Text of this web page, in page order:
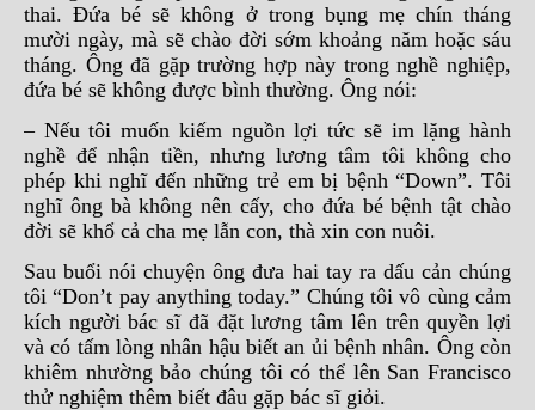
thai. Đứa bé sẽ không ở trong bụng mẹ chín tháng
mười ngày, mà sẽ chào đời sớm khoảng năm hoặc sáu
tháng. Ông đã gặp trường hợp này trong nghề nghiệp,
đứa bé sẽ không được bình thường. Ông nói:
– Nếu tôi muốn kiếm nguồn lợi tức sẽ im lặng hành
nghề để nhận tiền, nhưng lương tâm tôi không cho
phép khi nghĩ đến những trẻ em bị bệnh “Down”. Tôi
nghĩ ông bà không nên cấy, cho đứa bé bệnh tật chào
đời sẽ khổ cả cha mẹ lẫn con, thà xin con nuôi.
Sau buổi nói chuyện ông đưa hai tay ra dấu cản chúng
tôi “Don’t pay anything today.” Chúng tôi vô cùng cảm
kích người bác sĩ đã đặt lương tâm lên trên quyền lợi
và có tấm lòng nhân hậu biết an ủi bệnh nhân. Ông còn
khiêm nhường bảo chúng tôi có thể lên San Francisco
thử nghiệm thêm biết đâu gặp bác sĩ giỏi.